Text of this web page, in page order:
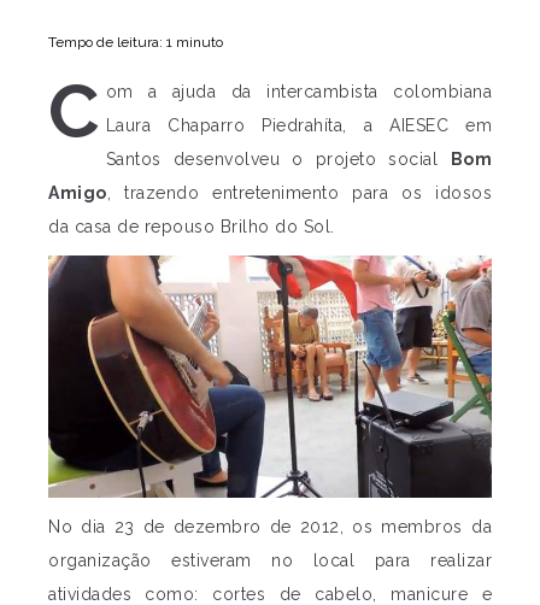
Tempo de leitura: 1 minuto
C om a ajuda da intercambista colombiana
Laura Chaparro Piedrahíta, a AIESEC em
Santos desenvolveu o projeto social
Bom
Amigo , trazendo entretenimento para os idosos
da casa de repouso Brilho do Sol.
No dia 23 de dezembro de 2012, os membros da
organização estiveram no local para realizar
atividades como: cortes de cabelo, manicure e